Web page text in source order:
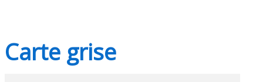
Carte grise